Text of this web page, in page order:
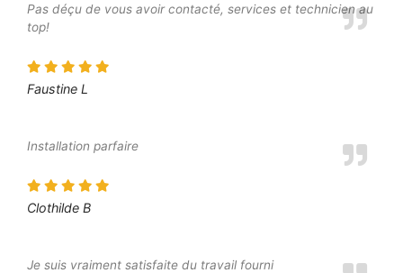
Pas déçu de vous avoir contacté, services et technicien au
top!
Faustine L
Installation parfaire
Clothilde B
Je suis vraiment satisfaite du travail fourni